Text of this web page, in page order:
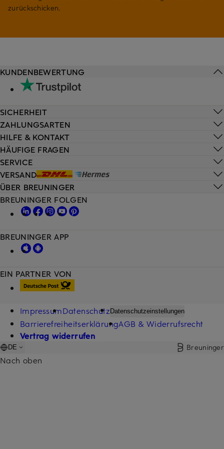
zurückschicken.
HILFE & KONTAKT
HÄUFIGE FRAGEN
SERVICE
VERSAND
KUNDENBEWERTUNG
SICHERHEIT
ZAHLUNGSARTEN
ÜBER BREUNINGER
EIN PARTNER VON
BREUNINGER FOLGEN
BREUNINGER APP
ImpressumDatenschutz Datenschutzeinstellungen
BarrierefreiheitserklärungAGB & Widerrufsrecht
Vertrag widerrufen
DE Breuninger
Nach oben